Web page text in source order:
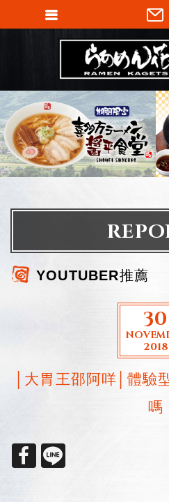
YOUTUBER推薦
30
2018
│大胃王邵阿咩│體驗
嗎